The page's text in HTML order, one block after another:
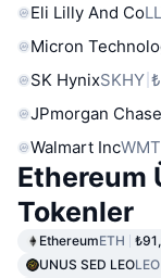
Eli Lilly And Co
Micron
SK HynixSKHY
JPmorgan
Walmart IncWMT
Ethereum
Tokenler
EthereumETH
UNUS SED LEOLEO